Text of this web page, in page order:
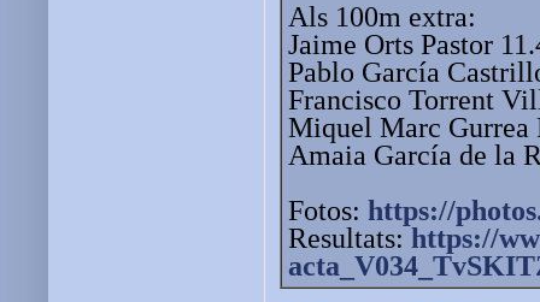
Als 100m extra:
Jaime Orts Pastor
Pablo García
Francisco Torrent
Miquel Marc Gurrea
Amaia García de la
Fotos: https://
Resultats: https://